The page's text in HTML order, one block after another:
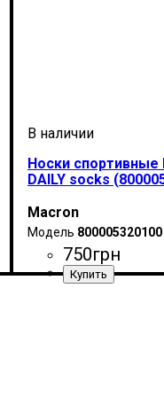
Носки спортивные
DAILY socks
Macron
800005320100
750грн